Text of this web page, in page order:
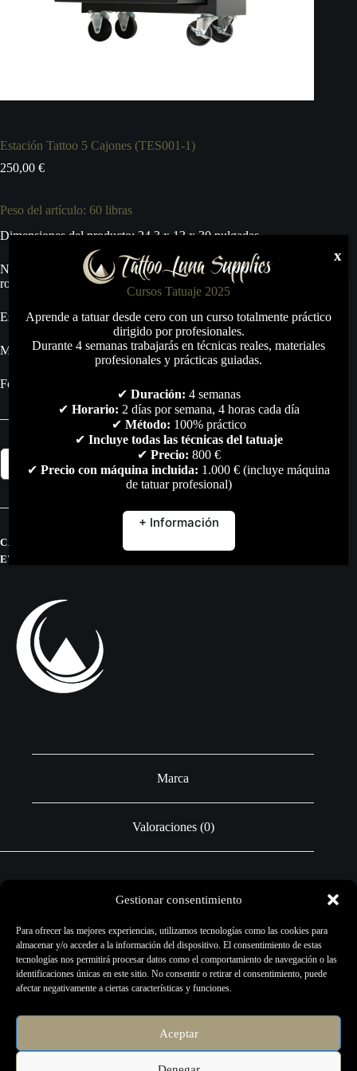
Gestionar consentimiento
Para ofrecer las mejores experiencias, utilizamos tecnologías como las cookies para
almacenar y/o acceder a la información del dispositivo. El consentimiento de estas
tecnologías nos permitirá procesar datos como el comportamiento de navegación o las
identificaciones únicas en este sitio. No consentir o retirar el consentimiento, puede
afectar negativamente a ciertas características y funciones.
Aceptar
Estación Tattoo 5 Cajones (TES001-1)
250,00 €
Peso del artículo: 60 libras
Dimensiones del producto: 24.3 x 13 x 30 pulgadas
Número de modelo del producto: Cofre de herramientas
rodante con almacenamiento
Estilo: Cofre de herramientas rodante
Material: acero
Forma: rectángulo
Estación
Tattoo
5
(TES001-
Añadir al carrito
CATEGORÍAS:
ETIQUETAS:
Marca
Valoraciones (0)
TATTOO LUNA
Cursos Tatuaje 2025
Aprende a tatuar desde cero con un curso totalmente práctico
dirigido por profesionales.
Durante 4 semanas trabajarás en técnicas reales, materiales
profesionales y prácticas guiadas.
✔ Duración: 4 semanas
✔ Horario: 2 días por semana, 4 horas cada día
✔ Método: 100% práctico
✔ Incluye todas las técnicas del tatuaje
✔ Precio: 800 €
✔ Precio con máquina incluida: 1.000 € (incluye máquina
de tatuar profesional)
+ Información
x